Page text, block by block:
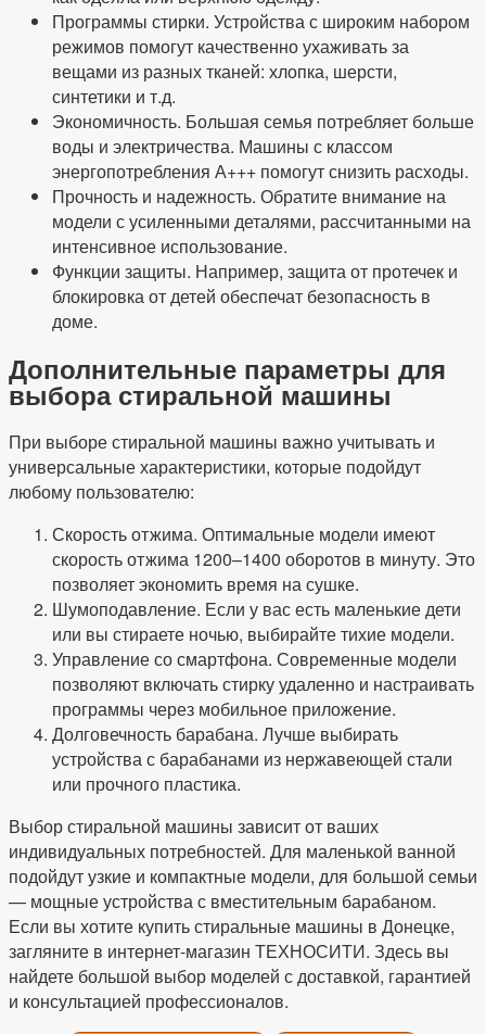
Программы стирки. Устройства с широким набором
режимов помогут качественно ухаживать за
вещами из разных тканей: хлопка, шерсти,
синтетики и т.д.
Экономичность. Большая семья потребляет больше
воды и электричества. Машины с классом
энергопотребления А+++ помогут снизить расходы.
Прочность и надежность. Обратите внимание на
модели с усиленными деталями, рассчитанными на
интенсивное использование.
Функции защиты. Например, защита от протечек и
блокировка от детей обеспечат безопасность в
доме.
Дополнительные параметры для
выбора стиральной машины
При выборе стиральной машины важно учитывать и
универсальные характеристики, которые подойдут
любому пользователю:
Скорость отжима. Оптимальные модели имеют
скорость отжима 1200–1400 оборотов в минуту. Это
позволяет экономить время на сушке.
Шумоподавление. Если у вас есть маленькие дети
или вы стираете ночью, выбирайте тихие модели.
Управление со смартфона. Современные модели
позволяют включать стирку удаленно и настраивать
программы через мобильное приложение.
Долговечность барабана. Лучше выбирать
устройства с барабанами из нержавеющей стали
или прочного пластика.
Выбор стиральной машины зависит от ваших
индивидуальных потребностей. Для маленькой ванной
подойдут узкие и компактные модели, для большой семьи
— мощные устройства с вместительным барабаном.
Если вы хотите купить стиральные машины в Донецке,
загляните в интернет-магазин ТЕХНОСИТИ. Здесь вы
найдете большой выбор моделей с доставкой, гарантией
и консультацией профессионалов.